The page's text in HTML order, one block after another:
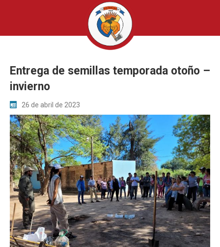
Entrega de semillas temporada otoño –
invierno
26 de abril de 2023